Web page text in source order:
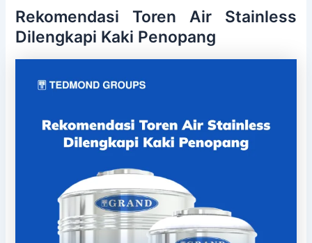
Rekomendasi Toren Air Stainless
Dilengkapi Kaki Penopang